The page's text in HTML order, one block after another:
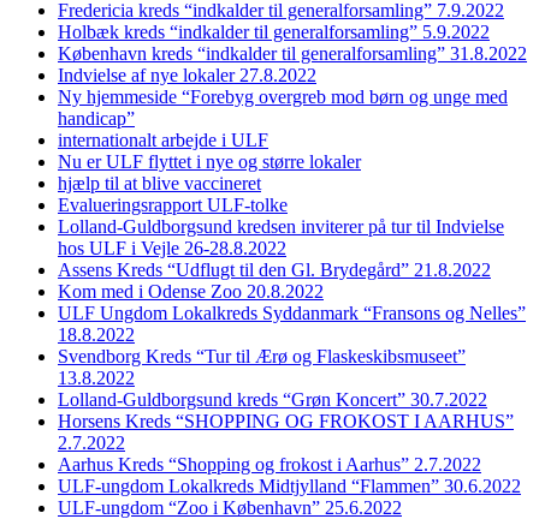
Fredericia kreds “indkalder til generalforsamling” 7.9.2022
Holbæk kreds “indkalder til generalforsamling” 5.9.2022
København kreds “indkalder til generalforsamling” 31.8.2022
Indvielse af nye lokaler 27.8.2022
Ny hjemmeside “Forebyg overgreb mod børn og unge med
handicap”
internationalt arbejde i ULF
Nu er ULF flyttet i nye og større lokaler
hjælp til at blive vaccineret
Evalueringsrapport ULF-tolke
Lolland-Guldborgsund kredsen inviterer på tur til Indvielse
hos ULF i Vejle 26-28.8.2022
Assens Kreds “Udflugt til den Gl. Brydegård” 21.8.2022
Kom med i Odense Zoo 20.8.2022
ULF Ungdom Lokalkreds Syddanmark “Fransons og Nelles”
18.8.2022
Svendborg Kreds “Tur til Ærø og Flaskeskibsmuseet”
13.8.2022
Lolland-Guldborgsund kreds “Grøn Koncert” 30.7.2022
Horsens Kreds “SHOPPING OG FROKOST I AARHUS”
2.7.2022
Aarhus Kreds “Shopping og frokost i Aarhus” 2.7.2022
ULF-ungdom Lokalkreds Midtjylland “Flammen” 30.6.2022
ULF-ungdom “Zoo i København” 25.6.2022